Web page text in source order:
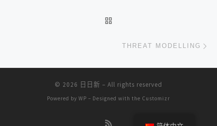
THREAT MODELLING
© 2026 日日新 – All rights reserved
Powered by WP – Designed with the Customizr